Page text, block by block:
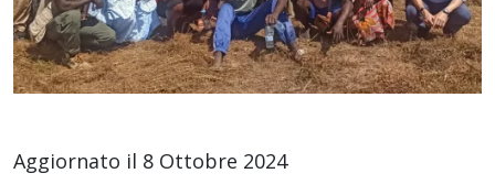
Aggiornato il 8 Ottobre 2024